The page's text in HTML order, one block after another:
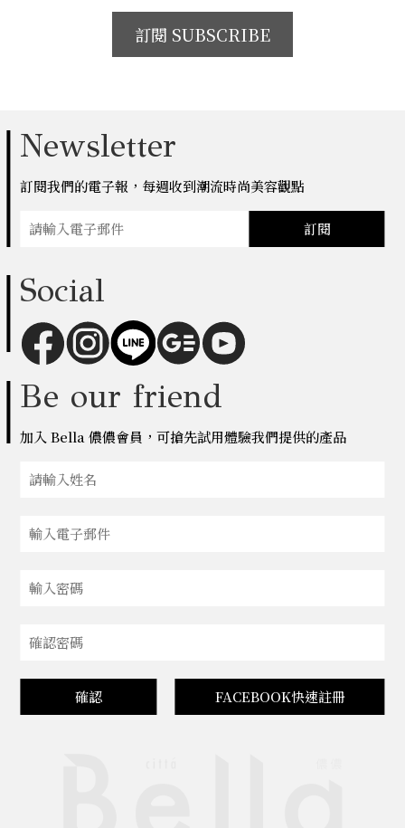
訂閱 SUBSCRIBE
Newsletter
訂閱我們的電子報，每週收到潮流時尚美容觀點
訂閱
Social
Be our friend
加入 Bella 儂儂會員，可搶先試用體驗我們提供的產品
確認 FACEBOOK快速註冊